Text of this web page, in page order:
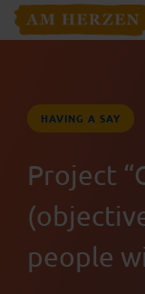
HAVING A SAY
Project
people